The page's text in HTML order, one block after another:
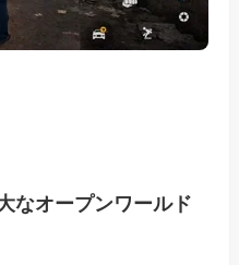
なオープンワールド